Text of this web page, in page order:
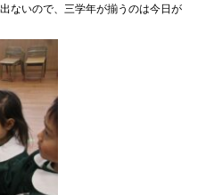
ないので、三学年が揃うのは今日が